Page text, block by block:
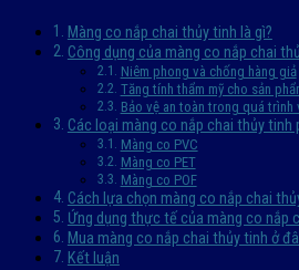
Màng co nắp chai thủy tinh là gì?
Công dụng của màng co nắp chai
Niêm phong và chống hàng giả
Tăng tính thẩm mỹ cho sản
Bảo vệ an toàn trong quá trình
Các loại màng co nắp chai thủy tinh
Màng co PVC
Màng co PET
Màng co POF
Cách lựa chọn màng co nắp chai
Ứng dụng thực tế của màng co nắp
Mua màng co nắp chai thủy tinh ở
Kết luận